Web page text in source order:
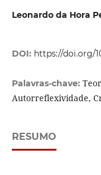
Leonardo da Hora
DOI: https://doi.org/
Palavras-chave:
Autorreflexividade,
RESUMO